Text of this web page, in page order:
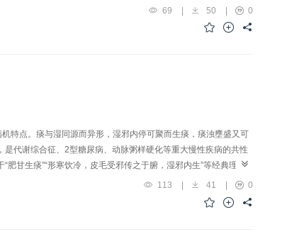
建“四诊-影像-分子”关联模型，揭示舌脉参数与肿瘤微环境、地
时序”等辨证思想，构建“病机-证候群-方药”网络模型，精准解析
疗效评估于一体的辅助系统，该系统能够融合地域特征与个体数
经验，特别是地域性学术流派的经验传承与现代化发展，提供了
69 | 50 |
0
特点。痰与湿同源而异形，湿邪内停可聚而生痰，痰浊壅盛又可
代谢综合征、2型糖尿病、动脉粥样硬化等重大慢性疾病的共性
甘生痰”“形寒饮冷，皮毛受邪传之于腑，湿邪内生”等经典理
外合湿等方法模拟病因），二是病证结合法（借助物理、化学或
“以方测证”手段进一步反证模型证候类型，但现有模型在造模方
点解析了不同建模方法所诱导的病理特征与临床证候的相关性，
113 41
0